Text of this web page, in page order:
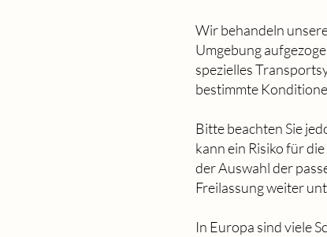
Wir behandeln
Umgebung
spezielles
bestimmte
Bitte beachten Sie
kann ein Risiko für
der Auswahl der
Freilassung weiter
In Europa sind viele